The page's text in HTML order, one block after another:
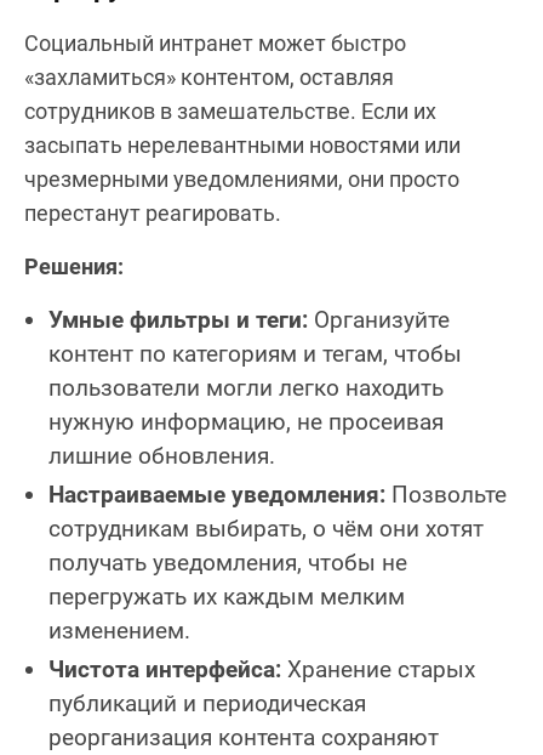
Социальный интранет может быстро
«захламиться» контентом, оставляя
сотрудников в замешательстве. Если их
засыпать нерелевантными новостями или
чрезмерными уведомлениями, они просто
перестанут реагировать.
Решения:
Умные фильтры и теги: Организуйте
контент по категориям и тегам, чтобы
пользователи могли легко находить
нужную информацию, не просеивая
лишние обновления.
Настраиваемые уведомления: Позвольте
сотрудникам выбирать, о чём они хотят
получать уведомления, чтобы не
перегружать их каждым мелким
изменением.
Чистота интерфейса: Хранение старых
публикаций и периодическая
реорганизация контента сохраняют